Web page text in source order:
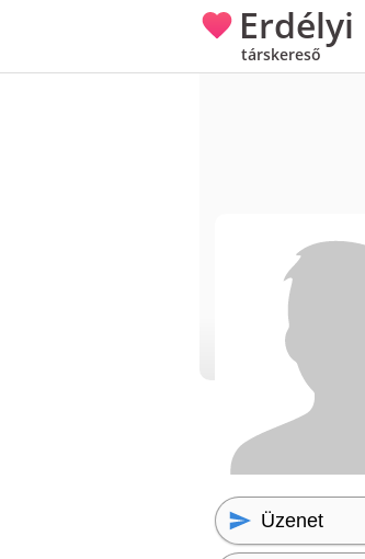
Erdélyi
társkereső
Üzenet